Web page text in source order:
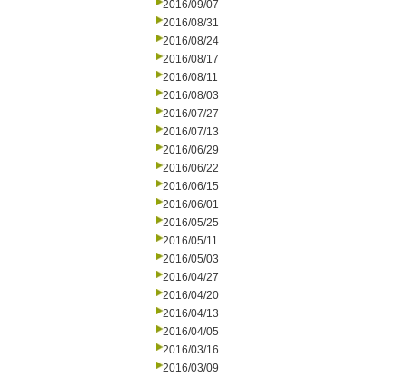
2016/09/07
2016/08/31
2016/08/24
2016/08/17
2016/08/11
2016/08/03
2016/07/27
2016/07/13
2016/06/29
2016/06/22
2016/06/15
2016/06/01
2016/05/25
2016/05/11
2016/05/03
2016/04/27
2016/04/20
2016/04/13
2016/04/05
2016/03/16
2016/03/09